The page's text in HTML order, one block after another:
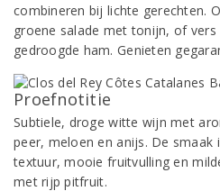
combineren bij lichte gerechten.
groene salade met tonijn, of
gedroogde ham. Genieten
Proefnotitie
Subtiele, droge witte wijn met
peer, meloen en anijs. De
textuur, mooie fruitvulling en
met rijp pitfruit.